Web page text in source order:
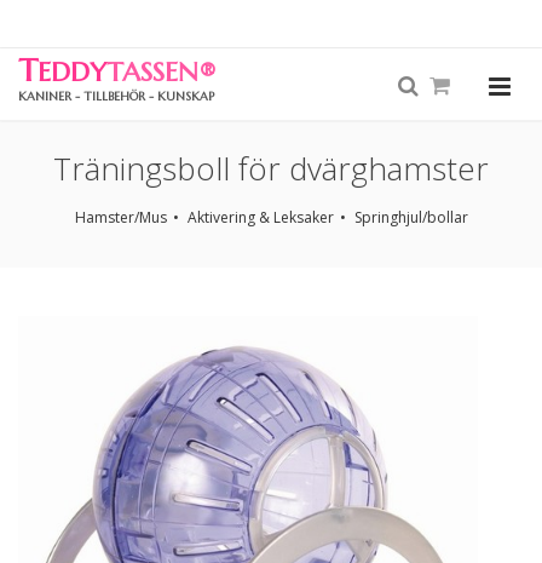
TEDDYTASSEN®
KANINER - TILLBEHÖR - KUNSKAP
Träningsboll för dvärghamster
Hamster/Mus Aktivering & Leksaker Springhjul/bollar